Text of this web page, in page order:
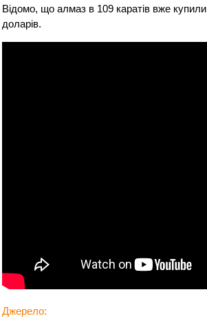
Відомо, що алмаз в 109 каратів вже купили
доларів.
Джерело: